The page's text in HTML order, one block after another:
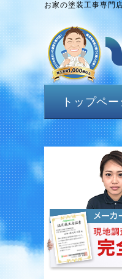
お家の塗装工事専門
トップペー